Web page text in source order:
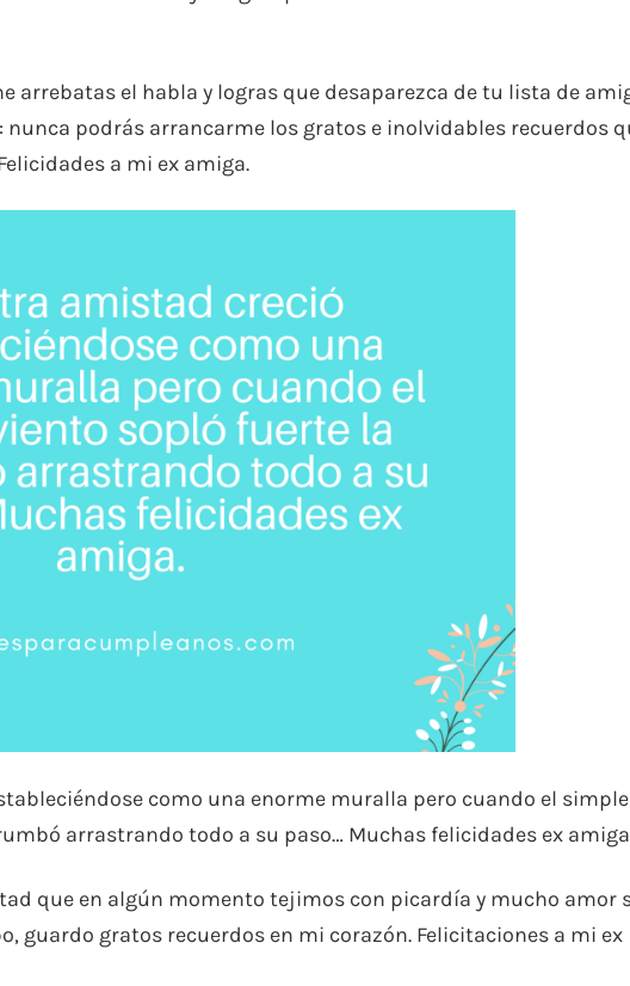
arrebatas el habla y logras que desaparezca de tu lista de
nunca podrás arrancarme los gratos e inolvidables recuerdos
a mi ex amiga.
como una enorme muralla pero cuando el simple
arrastrando todo a su paso… Muchas felicidades ex
que en algún momento tejimos con picardía y mucho amor
guardo gratos recuerdos en mi corazón. Felicitaciones a mi ex